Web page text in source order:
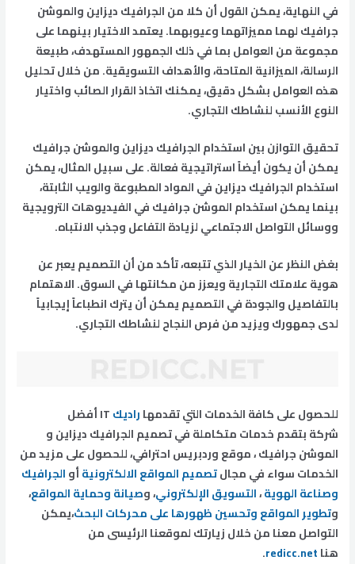
في النهاية، يمكن القول أن كلا من الجرافيك ديزاين والموشن
جرافيك لهما مميزاتهما وعيوبهما. يعتمد الاختيار بينهما على
مجموعة من العوامل بما في ذلك الجمهور المستهدف، طبيعة
الرسالة، الميزانية المتاحة، والأهداف التسويقية. من خلال تحليل
هذه العوامل بشكل دقيق، يمكنك اتخاذ القرار الصائب واختيار
النوع الأنسب لنشاطك التجاري.
تحقيق التوازن بين استخدام الجرافيك ديزاين والموشن جرافيك
يمكن أن يكون أيضاً استراتيجية فعالة. على سبيل المثال، يمكن
استخدام الجرافيك ديزاين في المواد المطبوعة والويب الثابتة،
بينما يمكن استخدام الموشن جرافيك في الفيديوهات الترويجية
ووسائل التواصل الاجتماعي لزيادة التفاعل وجذب الانتباه.
بغض النظر عن الخيار الذي تتبعه، تأكد من أن التصميم يعبر عن
هوية علامتك التجارية ويعزز من مكانتها في السوق. الاهتمام
بالتفاصيل والجودة في التصميم يمكن أن يترك انطباعاً إيجابياً
لدى جمهورك ويزيد من فرص النجاح لنشاطك التجاري.
للحصول على كافة الخدمات التي تقدمهاراديك
IT أفضل
شركة بتقدم خدمات متكاملة في تصميم الجرافيك ديزاين و
الموشن جرافيك ، موقع وردبريس احترافي، للحصول على مزيد من
الخدمات سواء في مجالتصميم المواقع الالكترونيةأوالجرافيك
وصناعة الهوية،التسويق الإلكتروني، وصيانة وحماية المواقع،
وتطوير المواقع وتحسين ظهورها على محركات البحث،يمكن
التواصل معنا من خلال زيارتك لموقعنا الرئيسى من
هناredicc.net
.